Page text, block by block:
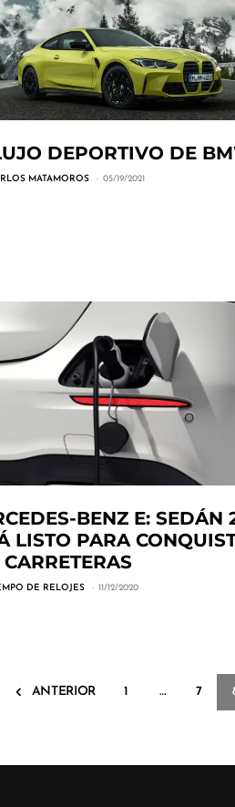
DEPORTIVO DE
MATAMOROS 05/19/2021
BENZ E: SEDÁN
LISTO PARA
DE RELOJES 11/12/2020
ANTERIOR 1 … 7